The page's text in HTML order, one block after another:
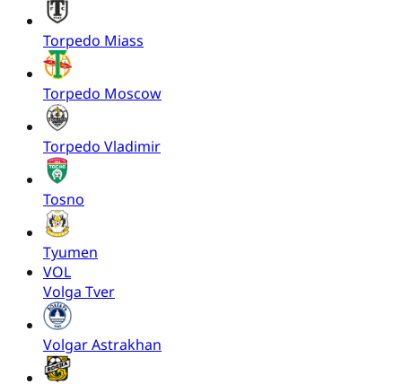
Torpedo Miass
Torpedo Moscow
Torpedo Vladimir
Tosno
Tyumen
VOL
Volga Tver
Volgar Astrakhan